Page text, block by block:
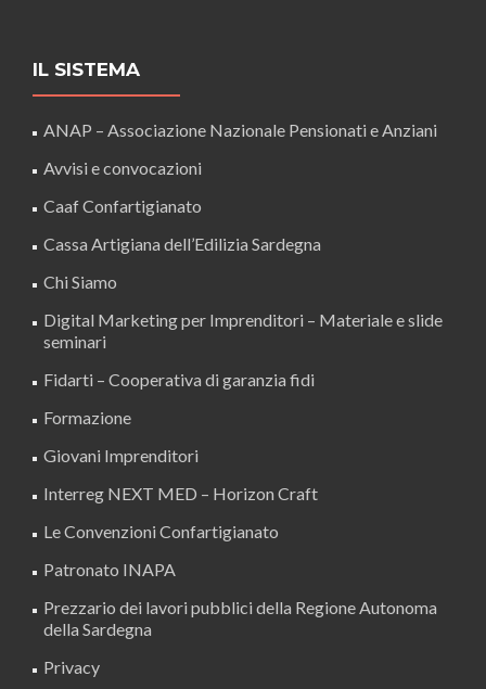
IL SISTEMA
ANAP – Associazione Nazionale Pensionati e Anziani
Avvisi e convocazioni
Caaf Confartigianato
Cassa Artigiana dell’Edilizia Sardegna
Chi Siamo
Digital Marketing per Imprenditori – Materiale e slide
seminari
Fidarti – Cooperativa di garanzia fidi
Formazione
Giovani Imprenditori
Interreg NEXT MED – Horizon Craft
Le Convenzioni Confartigianato
Patronato INAPA
Prezzario dei lavori pubblici della Regione Autonoma
della Sardegna
Privacy